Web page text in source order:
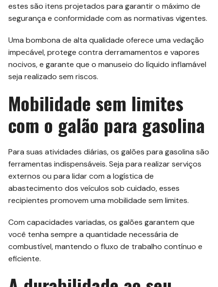
estes são itens projetados para garantir o máximo de
segurança e conformidade com as normativas vigentes.
Uma bombona de alta qualidade oferece uma vedação
impecável, protege contra derramamentos e vapores
nocivos, e garante que o manuseio do líquido inflamável
seja realizado sem riscos.
Mobilidade sem limites
com o galão para gasolina
Para suas atividades diárias, os galões para gasolina são
ferramentas indispensáveis. Seja para realizar serviços
externos ou para lidar com a logística de
abastecimento dos veículos sob cuidado, esses
recipientes promovem uma mobilidade sem limites.
Com capacidades variadas, os galões garantem que
você tenha sempre a quantidade necessária de
combustível, mantendo o fluxo de trabalho contínuo e
eficiente.